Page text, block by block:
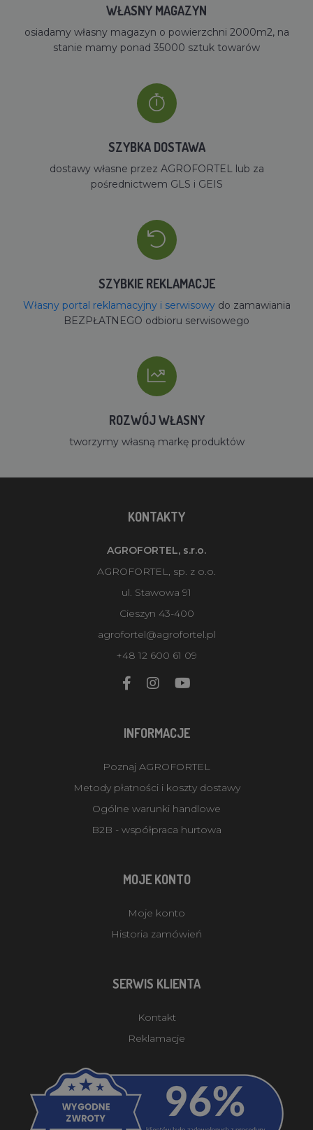
WŁASNY MAGAZYN
osiadamy własny magazyn o powierzchni 2000m2, na
stanie mamy ponad 35000 sztuk towarów
SZYBKA DOSTAWA
dostawy własne przez AGROFORTEL lub za
pośrednictwem GLS i GEIS
SZYBKIE REKLAMACJE
Własny portal reklamacyjny i serwisowydo zamawiania
BEZPŁATNEGO odbioru serwisowego
ROZWÓJ WŁASNY
tworzymy własną markę produktów
KONTAKTY
AGROFORTEL, s.r.o.
AGROFORTEL, sp. z o.o.
ul. Stawowa 91
Cieszyn 43-400
agrofortel@agrofortel.pl
+48 12 600 61 09
INFORMACJE
Poznaj AGROFORTEL
Metody płatności i koszty dostawy
Ogólne warunki handlowe
B2B - współpraca hurtowa
MOJE KONTO
Moje konto
Historia zamówień
SERWIS KLIENTA
Kontakt
Reklamacje